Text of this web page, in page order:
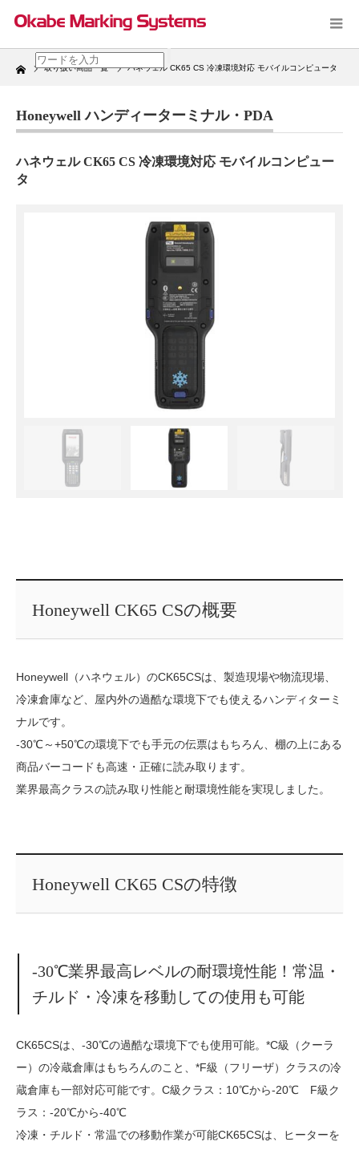
Home 取り扱い商品一覧 ハネウェル CK65 CS 冷凍環境対応 モバイルコンピュータ
Honeywell ハンディーターミナル・PDA
ハネウェル CK65 CS 冷凍環境対応 モバイルコンピュー
タ
Honeywell CK65 CSの概要
Honeywell（ハネウェル）のCK65CSは、製造現場や物流現場、
冷凍倉庫など、屋内外の過酷な環境下でも使えるハンディターミ
ナルです。
-30℃～+50℃の環境下でも手元の伝票はもちろん、棚の上にある
商品バーコードも高速・正確に読み取ります。
業界最高クラスの読み取り性能と耐環境性能を実現しました。
Honeywell CK65 CSの特徴
-30℃業界最高レベルの耐環境性能！常温・
チルド・冷凍を移動しての使用も可能
CK65CSは、-30℃の過酷な環境下でも使用可能。*C級（クーラ
ー）の冷蔵倉庫はもちろんのこと、*F級（フリーザ）クラスの冷
蔵倉庫も一部対応可能です。C級クラス：10℃から-20℃ F級ク
ラス：-20℃から-40℃
冷凍・チルド・常温での移動作業が可能CK65CSは、ヒーターを